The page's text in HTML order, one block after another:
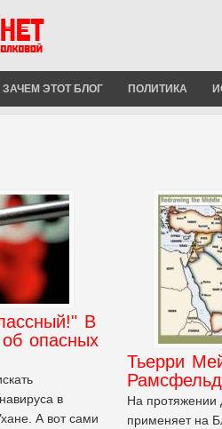
ЗАЧЕМ ЭТОТ БЛОГ ПОЛИТИКА
В
опасных
в
А вот сами
Тьерри
На протяжении
применяет на